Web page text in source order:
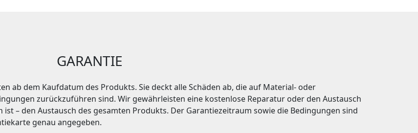
GARANTIE
ab dem Kaufdatum des Produkts. Sie deckt alle Schäden ab, die auf Material- oder
zurückzuführen sind. Wir gewährleisten eine kostenlose Reparatur oder den Austausch
– den Austausch des gesamten Produkts. Der Garantiezeitraum sowie die Bedingungen sind
genau angegeben.